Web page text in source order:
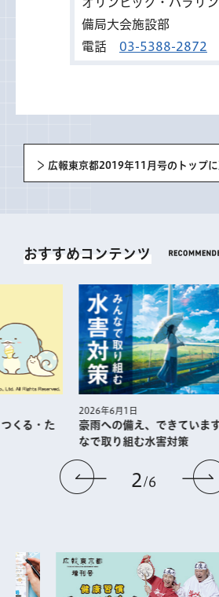
オリンピック・パラリ
備局大会施設部
電話 03-5388-2872
広報東京都2019年11月号のトップに
おすすめコンテンツ
前のスライド
2 6
くる・た
2026年6月1日
豪雨への備え、できていま
なで取り組む水害対策